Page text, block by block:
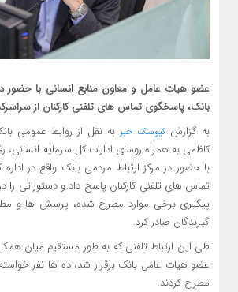
عضو هیات عامل و معاون منابع انسانی با حضور
بانک، پاسخگوی تماس های تلفنی کارکنان از
به گزارش کیوسک خبر به نقل از روابط عمومی
کاظمی به همراه روسای ادارات کل سرمایه انسانی،
با حضور در مرکز ارتباط مردمی بانک واقع در
تماس های تلفنی کارکنان پاسخ داد و دستوراتی
پیگیری برخی موارد مطرح شده، پرسش ها و
گیرندگان صادر کرد.
طی این ارتباط تلفنی که به طور مستقیم میان
عضو هیات عامل بانک برقرار شد، ده ها نفر
مطرح کردند.